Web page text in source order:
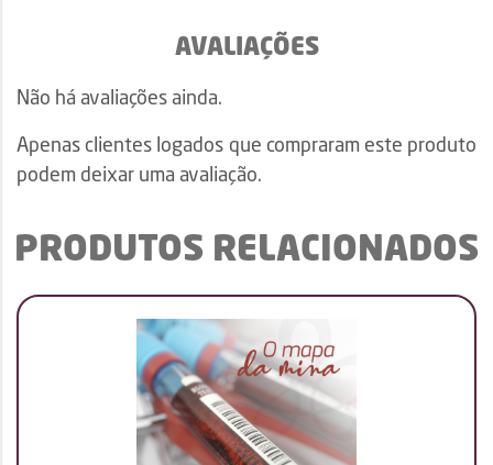
AVALIAÇÕES
Não há avaliações ainda.
Apenas clientes logados que compraram este produto
podem deixar uma avaliação.
PRODUTOS RELACIONADOS